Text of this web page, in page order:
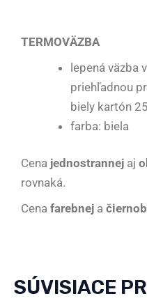
TERMOVӒZBA
lepená väzba
priehľadnou
biely kartón
farba: biela
Cena jednostrannej aj
rovnaká.
Cena farebnej a
SÚVISIACE